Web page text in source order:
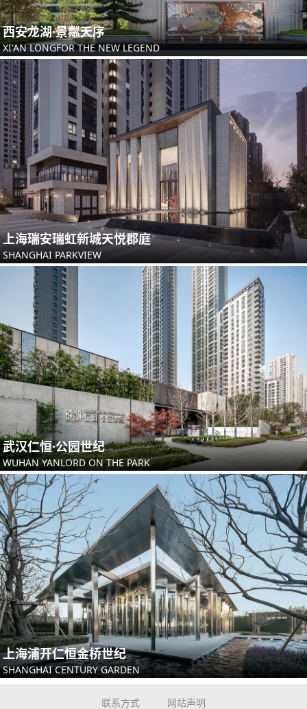
西安龙湖·景粼天序
XI'AN LONGFOR THE NEW LEGEND
上海瑞安瑞虹新城天悦郡庭
SHANGHAI PARKVIEW
武汉仁恒·公园世纪
WUHAN YANLORD ON THE PARK
上海浦开仁恒金桥世纪
SHANGHAI CENTURY GARDEN
联系方式 网站声明